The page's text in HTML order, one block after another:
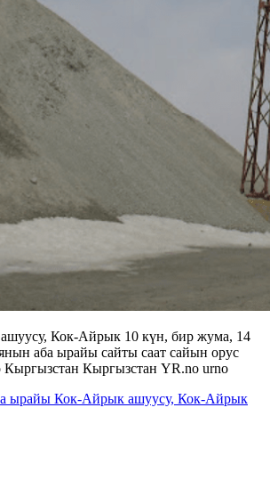
Кок-Айрык 10 күн, бир жума, 14
аба ырайы сайты саат сайын орус
Кыргызстан Кыргызстан YR.no urno
ырайы Кок-Айрык ашуусу, Кок-Айрык